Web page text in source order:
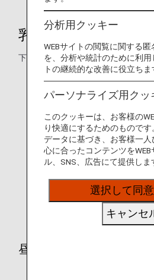
乳幼児向けのお食事
下記メニューの提供期間：2026年6
下記は羽田・成田出発便で提
他空港からの出発便は路線に
す。
ご搭乗便の出発時間帯により
ミングおよび順番は異なります
ご搭乗便の出発時間帯や飛行
軽食／スナックをご提供する路
場合により、一部メニューが
す。
昼食／夕食メニュー
分析用クッキー
WEBサイトの閲覧に関する
を、分析や統計のために利用
トの継続的な改善に役立ちま
パーソナライズ用クッ
このクッキーは、お客様の
り快適にするためのもので
データに基づき、お客様一
心に合ったコンテンツを
ル、SNS、広告にて提供しま
選択して同
キャンセ